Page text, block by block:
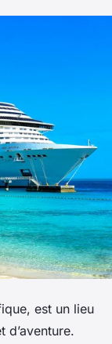
est un lieu
d’aventure.